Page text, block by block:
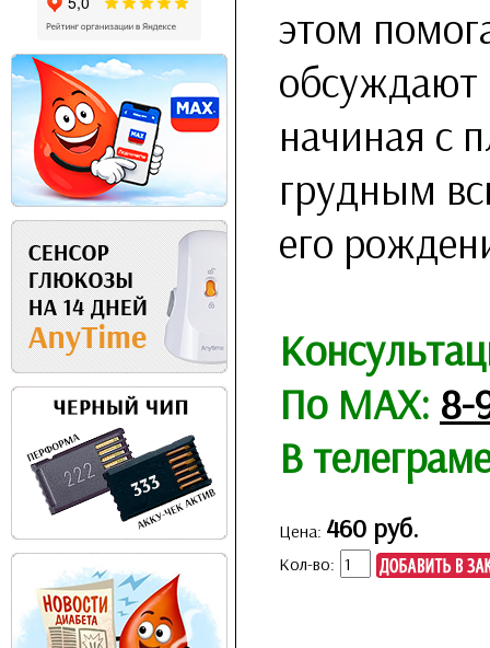
этом
обсуждают
начиная с
грудным
его
По MAX: 8-
В
Цена: 460 руб.
Кол-во: